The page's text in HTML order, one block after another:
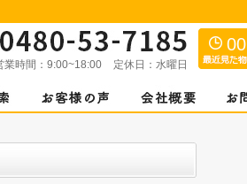
業時間： 9:00~18:00 定休日： 水曜日
00